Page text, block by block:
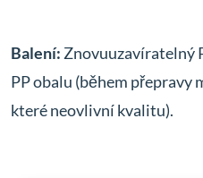
Balení: Znovuuzavíratelný
PP obalu (během přepravy
které neovlivní kvalitu).